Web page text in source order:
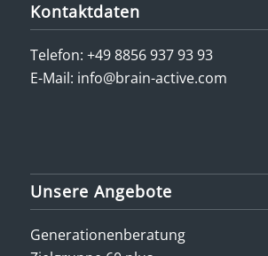
Kontaktdaten
Telefon: +49 8856 937 93 93
E-Mail: info@brain-active.com
Unsere Angebote
Generationenberatung